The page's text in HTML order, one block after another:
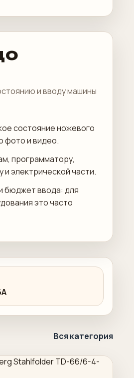
и вводу машины
состояние ножевого
фото и видео.
программатору,
электрической части.
бюджет ввода: для
это часто
Вся категория